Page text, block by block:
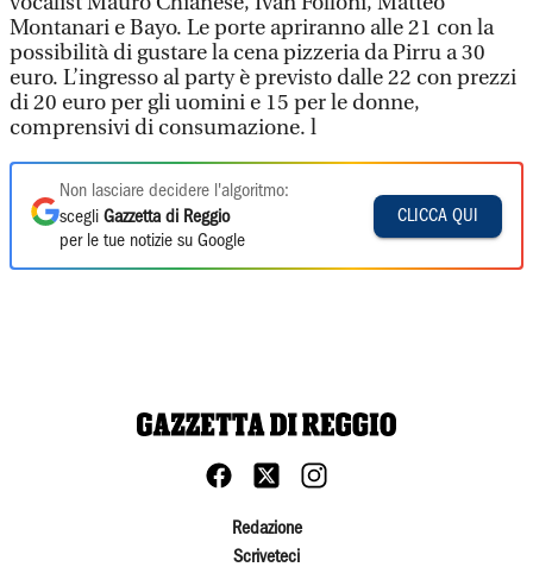
Montanari e Bayo. Le porte apriranno alle 21 con la
possibilità di gustare la cena pizzeria da Pirru a 30
euro. L’ingresso al party è previsto dalle 22 con prezzi
di 20 euro per gli uomini e 15 per le donne,
comprensivi di consumazione. l
Non lasciare decidere l'algoritmo:
scegli Gazzetta di Reggio
per le tue notizie su Google
CLICCA QUI
Redazione
Scriveteci